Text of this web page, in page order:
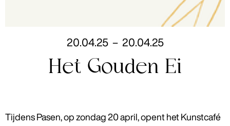
20 04. 25– 20 04. 25
Het Gouden Ei
Tijdens Pasen, op zondag 20 april, opent het Kunstcafé